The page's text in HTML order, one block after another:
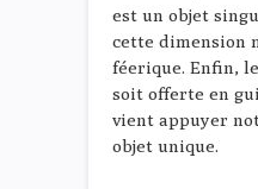
est un objet
cette dimension
féerique. Enfin,
soit offerte en
vient appuyer
objet unique.